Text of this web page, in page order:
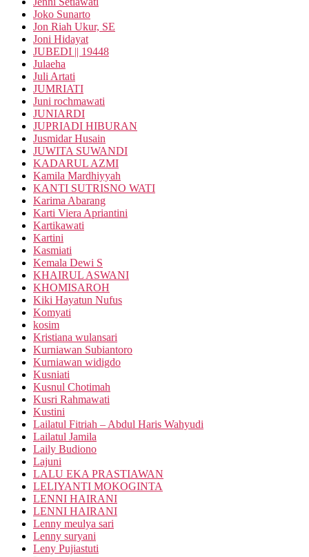
Joko Sunarto
Jon Riah Ukur, SE
Joni Hidayat
JUBEDI || 19448
Julaeha
Juli Artati
JUMRIATI
Juni rochmawati
JUNIARDI
JUPRIADI HIBURAN
Jusmidar Husain
JUWITA SUWANDI
KADARUL AZMI
Kamila Mardhiyyah
KANTI SUTRISNO WATI
Karima Abarang
Karti Viera Apriantini
Kartikawati
Kartini
Kasmiati
Kemala Dewi S
KHAIRUL ASWANI
KHOMISAROH
Kiki Hayatun Nufus
Komyati
kosim
Kristiana wulansari
Kurniawan Subiantoro
Kurniawan widigdo
Kusniati
Kusnul Chotimah
Kusri Rahmawati
Kustini
Lailatul Fitriah – Abdul Haris Wahyudi
Lailatul Jamila
Laily Budiono
Lajuni
LALU EKA PRASTIAWAN
LELIYANTI MOKOGINTA
LENNI HAIRANI
LENNI HAIRANI
Lenny meulya sari
Lenny suryani
Leny Pujiastuti